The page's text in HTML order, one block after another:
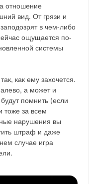
отношение
вид. От грязи и
в чем-либо
ощущается по-
системы
как ему захочется.
а может и
помнить (если
тоже за всем
нарушения вы
штраф и даже
случае игра